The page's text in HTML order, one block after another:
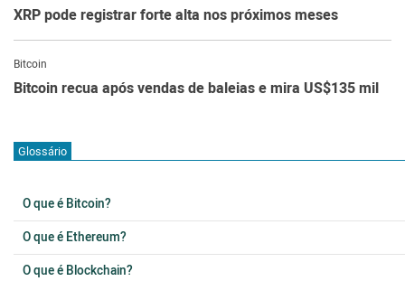
XRP pode registrar forte alta nos próximos meses
Bitcoin
Bitcoin recua após vendas de baleias e mira US$135 mil
Glossário
O que é Bitcoin?
O que é Ethereum?
O que é Blockchain?